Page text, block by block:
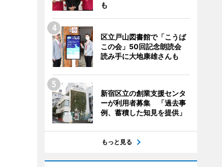
も
区立戸山図書館で「こうば
この会」50回記念朗読会
読み手に大地康雄さんも
新宿区立の創業支援センタ
ーが利用者募集 「過去事
例、蓄積した知見を提供」
もっと見る